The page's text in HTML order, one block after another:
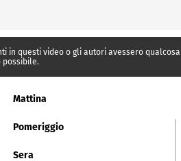
in questi video o gli autori avessero
possibile.
Mattina
Pomeriggio
Sera